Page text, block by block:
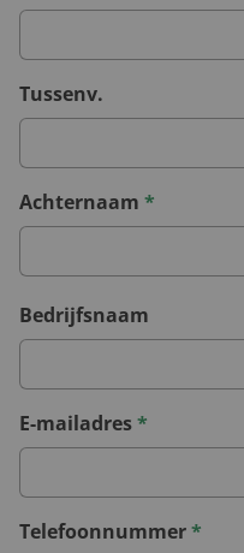
Tussenv.
Achternaam *
Bedrijfsnaam
E-mailadres*
Telefoonnummer*